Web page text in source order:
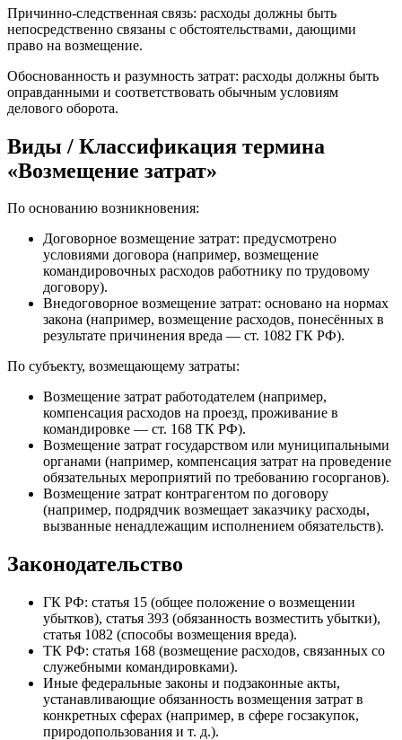
Причинно‑следственная связь: расходы должны быть
непосредственно связаны с обстоятельствами, дающими
право на возмещение.
Обоснованность и разумность затрат: расходы должны быть
оправданными и соответствовать обычным условиям
делового оборота.
Виды / Классификация термина
«Возмещение затрат»
По основанию возникновения:
Договорное возмещение затрат: предусмотрено
условиями договора (например, возмещение
командировочных расходов работнику по трудовому
договору).
Внедоговорное возмещение затрат: основано на нормах
закона (например, возмещение расходов, понесённых в
результате причинения вреда — ст. 1082 ГК РФ).
По субъекту, возмещающему затраты:
Возмещение затрат работодателем (например,
компенсация расходов на проезд, проживание в
командировке — ст. 168 ТК РФ).
Возмещение затрат государством или муниципальными
органами (например, компенсация затрат на проведение
обязательных мероприятий по требованию госорганов).
Возмещение затрат контрагентом по договору
(например, подрядчик возмещает заказчику расходы,
вызванные ненадлежащим исполнением обязательств).
Законодательство
ГК РФ: статья 15 (общее положение о возмещении
убытков), статья 393 (обязанность возместить убытки),
статья 1082 (способы возмещения вреда).
ТК РФ: статья 168 (возмещение расходов, связанных со
служебными командировками).
Иные федеральные законы и подзаконные акты,
устанавливающие обязанность возмещения затрат в
конкретных сферах (например, в сфере госзакупок,
природопользования и т. д.).